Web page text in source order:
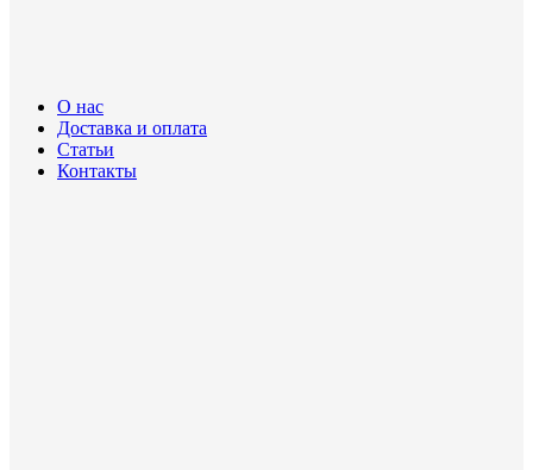
О нас
Доставка и оплата
Статьи
Контакты